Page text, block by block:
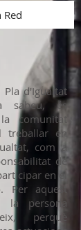
Red
Pla d'Igualtat
sabeu, és
comunitat
treballar en
com a
de
en el
Per aquest
la persona
perquè